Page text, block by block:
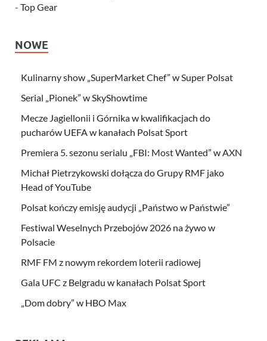
- Top Gear
NOWE
Kulinarny show „SuperMarket Chef” w Super Polsat
Serial „Pionek” w SkyShowtime
Mecze Jagiellonii i Górnika w kwalifikacjach do
pucharów UEFA w kanałach Polsat Sport
Premiera 5. sezonu serialu „FBI: Most Wanted” w AXN
Michał Pietrzykowski dołącza do Grupy RMF jako
Head of YouTube
Polsat kończy emisję audycji „Państwo w Państwie”
Festiwal Weselnych Przebojów 2026 na żywo w
Polsacie
RMF FM z nowym rekordem loterii radiowej
Gala UFC z Belgradu w kanałach Polsat Sport
„Dom dobry” w HBO Max